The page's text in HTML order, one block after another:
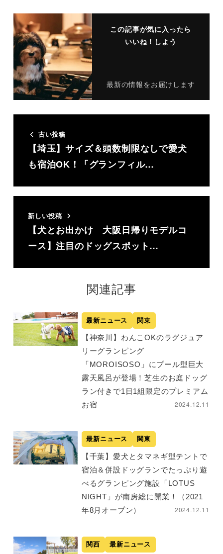
この記事が気に入ったら
いいね！しよう
最新の情報をお届けします
古い投稿
【埼玉】サイズ＆頭数制限なしで愛犬
も宿泊OK！「グランフィル…
新しい投稿
【犬とお出かけ 大阪日帰りモデルコ
ース】注目のドッグスポット…
関連記事
最新ニュース 関東
【神奈川】わんこOKのラグジュア
リーグランピング
「MOROISOSO」にプール型巨大
露天風呂が登場！芝生のお庭ドッグ
ラン付きで1日1組限定のプレミアム
お宿
2024.12.11
最新ニュース 関東
【千葉】愛犬とタマネギ型テントで
宿泊＆併設ドッグランでたっぷり遊
べるグランピング施設「LOTUS
NIGHT」が南房総に開業！（2021
年8月オープン）
2024.12.11
関西 最新ニュース